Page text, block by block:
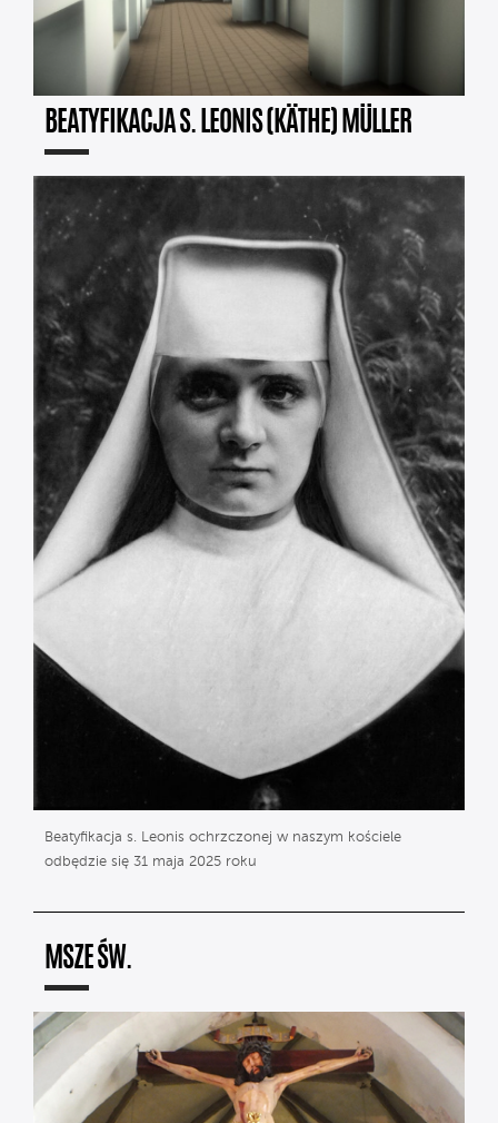
BEATYFIKACJA S. LEONIS (KÄTHE) MÜLLER
Beatyfikacja s. Leonis ochrzczonej w naszym kościele
odbędzie się 31 maja 2025 roku
MSZE ŚW.